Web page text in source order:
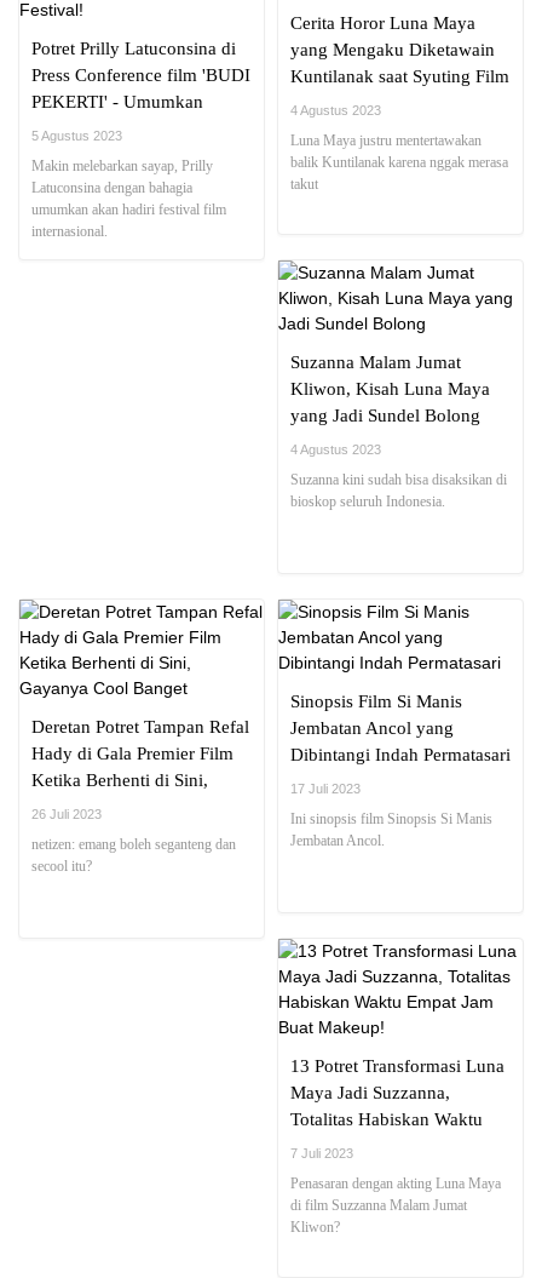
Potret Prilly Latuconsina di
Press Conference film 'BUDI
PEKERTI' - Umumkan
Menuju Toronto
5 Agustus 2023
Makin melebarkan sayap, Prilly
Latuconsina dengan bahagia
umumkan akan hadiri festival film
internasional.
Cerita Horor Luna Maya
yang Mengaku Diketawain
Kuntilanak saat Syuting Film
Suzzanna Malam Jumat
4 Agustus 2023
Luna Maya justru mentertawakan
balik Kuntilanak karena nggak merasa
takut
Suzanna Malam Jumat
Kliwon, Kisah Luna Maya
yang Jadi Sundel Bolong
4 Agustus 2023
Suzanna kini sudah bisa disaksikan di
bioskop seluruh Indonesia.
Deretan Potret Tampan Refal
Hady di Gala Premier Film
Ketika Berhenti di Sini,
Gayanya Cool Banget
26 Juli 2023
netizen: emang boleh seganteng dan
secool itu?
Sinopsis Film Si Manis
Jembatan Ancol yang
Dibintangi Indah Permatasari
17 Juli 2023
Ini sinopsis film Sinopsis Si Manis
Jembatan Ancol.
13 Potret Transformasi Luna
Maya Jadi Suzzanna,
Totalitas Habiskan Waktu
Empat Jam Buat Makeup!
7 Juli 2023
Penasaran dengan akting Luna Maya
di film Suzzanna Malam Jumat
Kliwon?